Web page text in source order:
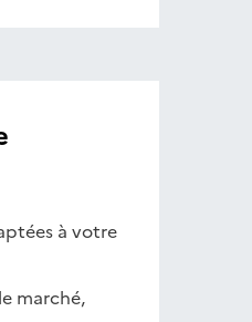
à votre
marché,